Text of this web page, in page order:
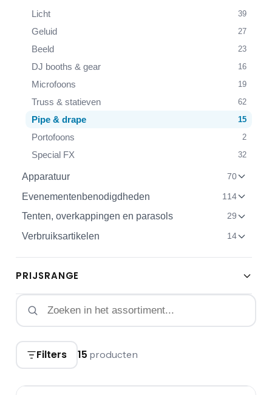
Licht 39
Geluid 27
Beeld 23
DJ booths & gear 16
Microfoons 19
Truss & statieven 62
Pipe & drape 15
Portofoons 2
Special FX 32
Apparatuur 70
Evenementenbenodigdheden 114
Tenten, overkappingen en parasols 29
Verbruiksartikelen 14
PRIJSRANGE
Filters 15 producten